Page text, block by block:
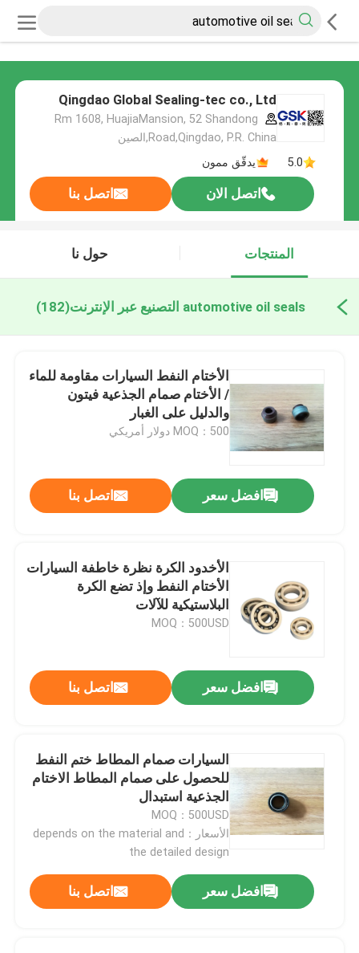
Qingdao Global Sealing-tec co., Ltd
Rm 1608, HuajiaMansion, 52 Shandong
Road,Qingdao, P.R. China,الصين
5.0
يدقّق ممون
اتصل الان اتصل بنا
المنتجات حول نا
automotive oil seals التصنيع عبر الإنترنت (182)
الأختام النفط السيارات مقاومة للماء
/ الأختام صمام الجذعية فيتون
والدليل على الغبار
MOQ：500 دولار أمريكي
افضل سعر اتصل بنا
الأخدود الكرة نظرة خاطفة السيارات
الأختام النفط وإذ تضع الكرة
البلاستيكية للآلات
MOQ：500USD
افضل سعر اتصل بنا
السيارات صمام المطاط ختم النفط
للحصول على صمام المطاط الاختام
الجذعية استبدال
MOQ：500USD
الأسعار：depends on the material and
the detailed design
افضل سعر اتصل بنا